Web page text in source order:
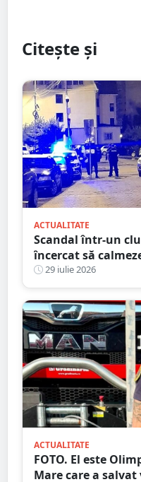
Citește și
ACTUALITATE
Scandal într-un
încercat să
pus la pământ cu
29 iulie 2026
ACTUALITATE
FOTO. El este
Mare care a